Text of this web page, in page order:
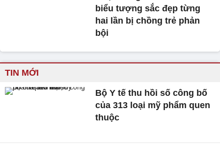
biểu tượng sắc đẹp từng
hai lần bị chồng trẻ phản
bội
TIN MỚI
Bộ Y tế thu hồi số công bố
của 313 loại mỹ phẩm quen
thuộc